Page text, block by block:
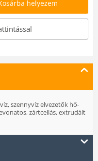
helyezem
szennyvíz elvezetők hő-
zártcellás, extrudált